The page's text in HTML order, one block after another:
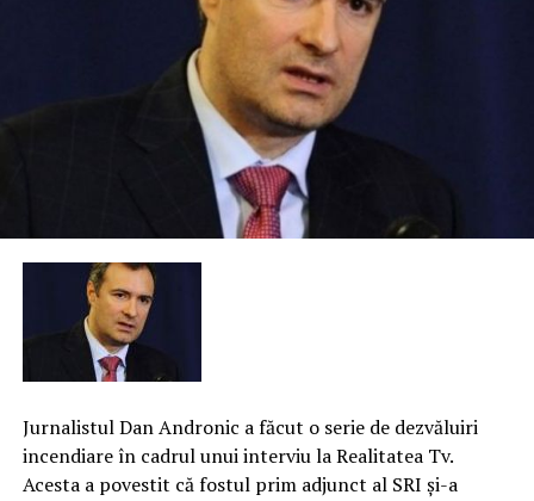
Jurnalistul Dan Andronic a făcut o serie de dezvăluiri
incendiare în cadrul unui interviu la Realitatea Tv.
Acesta a povestit că fostul prim adjunct al SRI şi-a